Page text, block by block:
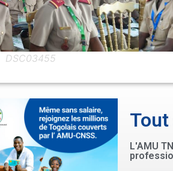
DSC03455
Tout
L'AMU